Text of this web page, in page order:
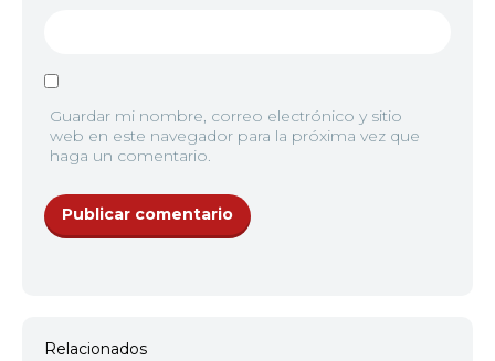
Guardar mi nombre, correo electrónico y sitio
web en este navegador para la próxima vez que
haga un comentario.
Relacionados